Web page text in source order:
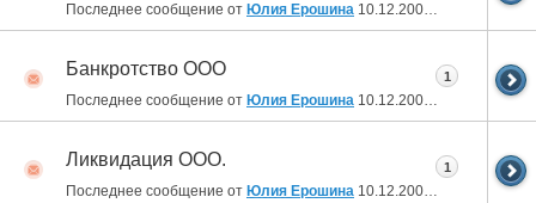
Последнее сообщение от Юлия Ерошина 10.12.2009 10:25
Банкротство ООО
Последнее сообщение от Юлия Ерошина 10.12.2009 10:24
1
Ликвидация ООО.
Последнее сообщение от Юлия Ерошина 10.12.2009 10:22
1